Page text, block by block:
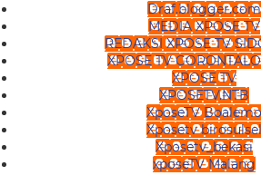
Draf.blogger.com
MEDIA XPOSE TV
REDAKSI XPOSE TV
XPOSE TV
XPOSE TV
XPOSETV.NTB
XposeTV Boalemo
Xposetv birosulsel
Xposetv_bekasi
xposeTV Malang